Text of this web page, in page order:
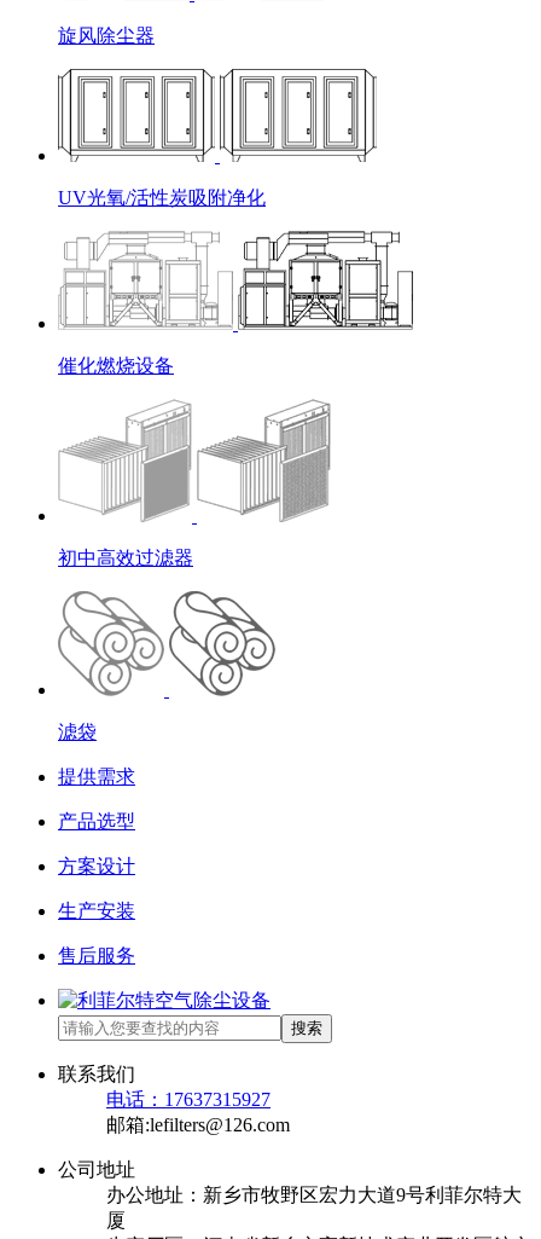
旋风除尘器
UV光氧/活性炭吸附净化
催化燃烧设备
初中高效过滤器
滤袋
提供需求
产品选型
方案设计
生产安装
售后服务
搜索
联系我们
电话：17637315927
邮箱:lefilters@126.com
公司地址
办公地址：新乡市牧野区宏力大道9号利菲尔特大
厦